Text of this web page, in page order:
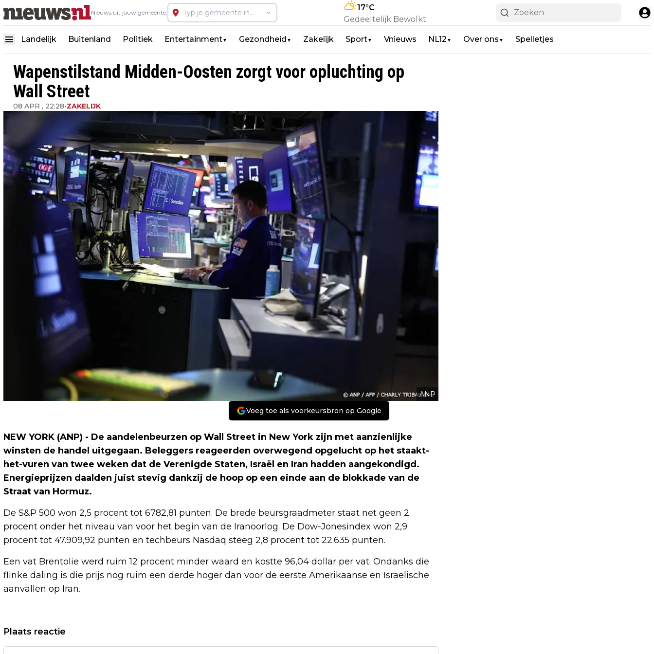
Nieuws uit jouw gemeente:
17°C
Gedeeltelijk Bewolkt
Landelijk Buitenland Politiek Entertainment▼ Gezondheid ▼ Zakelijk Sport▼ Vnieuws NL12 ▼ Over ons ▼ Spelletjes
Wapenstilstand Midden-Oosten zorgt voor opluchting op
Wall Street
08 APR , 22:28•ZAKELIJK
ANP
Voeg toe als voorkeursbron op Google
NEW YORK (ANP) - De aandelenbeurzen op Wall Street in New York zijn met aanzienlijke
winsten de handel uitgegaan. Beleggers reageerden overwegend opgelucht op het staakt-
het-vuren van twee weken dat de Verenigde Staten, Israël en Iran hadden aangekondigd.
Energieprijzen daalden juist stevig dankzij de hoop op een einde aan de blokkade van de
Straat van Hormuz.
De S&P 500 won 2,5 procent tot 6782,81 punten. De brede beursgraadmeter staat net geen 2
procent onder het niveau van voor het begin van de Iranoorlog. De Dow-Jonesindex won 2,9
procent tot 47.909,92 punten en techbeurs Nasdaq steeg 2,8 procent tot 22.635 punten.
Een vat Brentolie werd ruim 12 procent minder waard en kostte 96,04 dollar per vat. Ondanks die
flinke daling is die prijs nog ruim een derde hoger dan voor de eerste Amerikaanse en Israëlische
aanvallen op Iran.
Vorig artikel
EREDIVISIEWEDSTRIJD TUSSEN GO
ARJEN LUBACH PRESENTEERT
Plaats reactie